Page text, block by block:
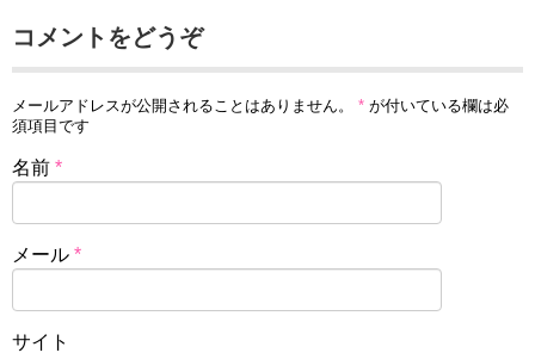
コメントをどうぞ
メールアドレスが公開されることはありません。 * が付いている欄は必
須項目です
名前 *
メール *
サイト